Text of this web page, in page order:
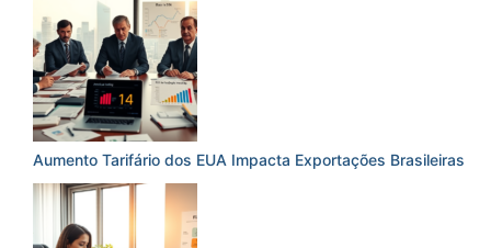
Aumento Tarifário dos EUA Impacta Exportações Brasileiras